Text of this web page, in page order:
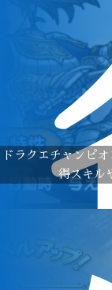
ドラクエチャンピ
得スキル